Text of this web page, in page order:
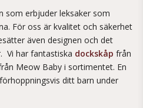
som erbjuder leksaker som
För oss är kvalitet och säkerhet
även designen och det
Vi har fantastiska dockskåp från
Meow Baby i sortimentet. En
ditt barn under